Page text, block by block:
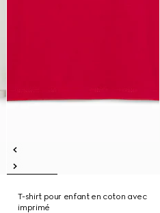
T-shirt pour enfant en coton avec
imprimé